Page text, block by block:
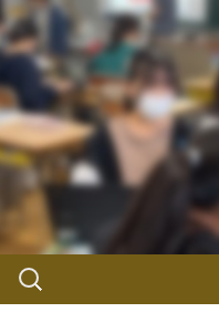
検
索: